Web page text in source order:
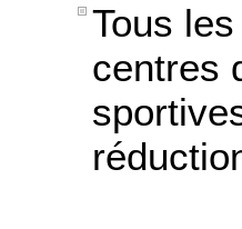
Tous
centres